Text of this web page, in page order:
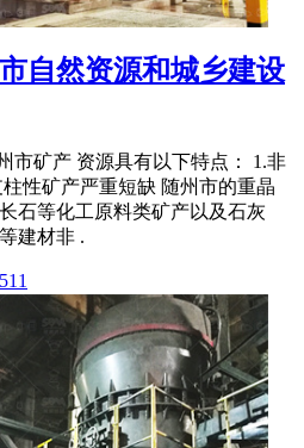
自然资源和城乡建设
市矿产 资源具有以下特点： 1.非
性矿产严重短缺 随州市的重晶
石等化工原料类矿产以及石灰
建材非 .